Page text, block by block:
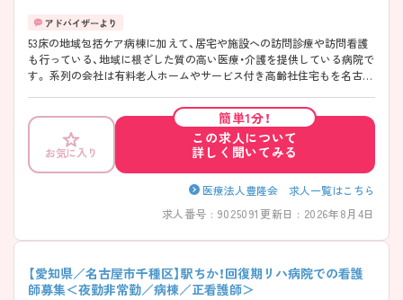
53床の地域包括ケア病棟に加えて、居宅や施設への訪問診療や訪問看護
も行っている、地域に根ざした質の高い医療・介護を提供している病院で
す。 系列の会社は有料老人ホームやサービス付き高齢社住宅もを名古屋
隆会グループです。 「あらゆる生活ステージで健康を見守り、豊かな地域
づくりに貢献します。」を理念として、患者さまのニーズに対応した入院
から在宅後までをサポートする体制の強化への取り組みを行っていま
す。 また、残業も少なく、プライベートと両立しながら働くことができま
す。ご興味のある方はお気軽にご相談ください。
お気に入り
簡単1分！
この求人について
詳しく聞いてみる
医療法人豊隆会 求人一覧はこちら
求人番号 : 9025091 更新日 : 2026年8月4日
【愛知県／名古屋市千種区】駅ちか！回復期リハ病院での看護
師募集＜夜勤非常勤／病棟／正看護師＞